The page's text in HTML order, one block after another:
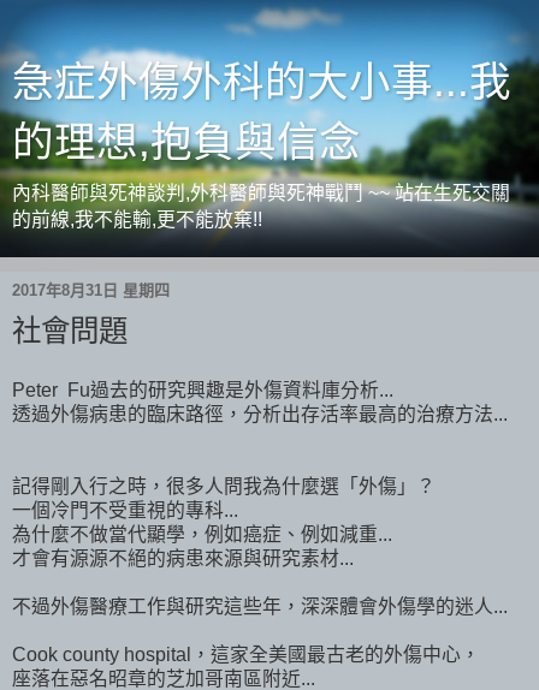
急症外傷外科的大小事...我
的理想,抱負與信念
內科醫師與死神談判,外科醫師與死神戰鬥 ~~ 站在生死交關
的前線,我不能輸,更不能放棄!!
2017年8月31日 星期四
社會問題
Peter Fu過去的研究興趣是外傷資料庫分析...
透過外傷病患的臨床路徑，分析出存活率最高的治療方法...
記得剛入行之時，很多人問我為什麼選「外傷」？
一個冷門不受重視的專科...
為什麼不做當代顯學，例如癌症、例如減重...
才會有源源不絕的病患來源與研究素材...
不過外傷醫療工作與研究這些年，深深體會外傷學的迷人...
Cook county hospital，這家全美國最古老的外傷中心，
座落在惡名昭章的芝加哥南區附近...